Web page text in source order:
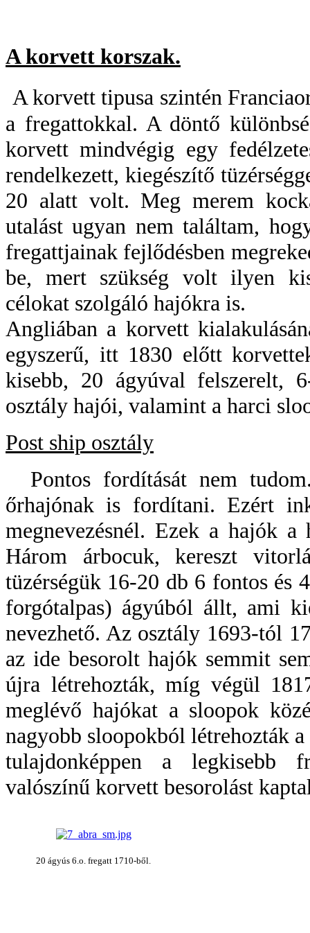
A korvett korszak.
A korvett tipusa szintén
a fregattokkal. A döntő
korvett mindvégig egy
rendelkezett, kiegészítő
20 alatt volt. Meg merem
utalást ugyan nem találtam,
fregattjainak fejlődésben
be, mert szükség volt ilyen
célokat szolgáló hajókra is.
Angliában a korvett
egyszerű, itt 1830 előtt
kisebb, 20 ágyúval felszerelt,
osztály hajói, valamint a harci
Post ship osztály
Pontos fordítását nem
őrhajónak is fordítani. Ezért
megnevezésnél. Ezek a hajók
Három árbocuk, kereszt
tüzérségük 16-20 db 6 fontos és
forgótalpas) ágyúból állt, ami
nevezhető. Az osztály 1693-tól
az ide besorolt hajók semmit
újra létrehozták, míg végül
meglévő hajókat a sloopok
nagyobb sloopokból létrehozták
tulajdonképpen a legkisebb
valószínű korvett besorolást
20 ágyús 6.o. fregatt 1710-ből.